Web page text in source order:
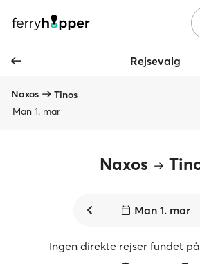
Rejsevalg
Naxos
Tinos
Man 1. mar
Naxos
Man 1. mar
Ingen direkte rejser fundet